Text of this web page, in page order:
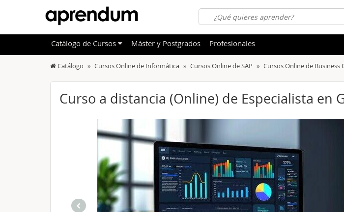
OFERTAS DESTACADAS
Informática
Idiomas
Deportes y Ocio
Educación
Otras Temáticas
Catálogo Cursos Online de Informática Cursos Online de SAP Cursos Online de Business
Curso a distancia (Online) de Especialista
Catálogo de Cursos Máster y Postgrados Profesionales